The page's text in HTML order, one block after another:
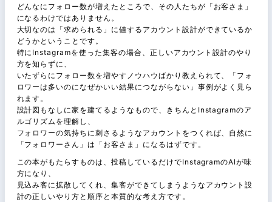
どんなにフォロー数が増えたところで、その人たちが「お客さま」
になるわけではありません。
大切なのは「求められる」に値するアカウント設計ができているか
どうかということです。
特にInstagramを使った集客の場合、正しいアカウント設計のやり
方を知らずに、
いたずらにフォロー数を増やすノウハウばかり教えられて、「フォ
ロワーは多いのになぜかいい結果につながらない」事例がよく見ら
れます。
設計図もなしに家を建てるようなもので、きちんとInstagramのア
ルゴリズムを理解し、
フォロワーの気持ちに刺さるようなアカウントをつくれば、自然に
「フォロワーさん」は「お客さま」になるはずです。
この本がもたらすものは、投稿しているだけでInstagramのAIが味
方になり、
見込み客に拡散してくれ、集客ができてしまうようなアカウント設
計の正しいやり方と順序と本質的な考え方です。